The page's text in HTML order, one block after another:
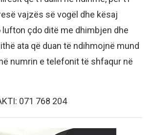
vajzës së vogël dhe kësaj
çdo ditë me dhimbjen dhe
ata që duan të ndihmojnë mund
numrin e telefonit të shfaqur në
071 768 204